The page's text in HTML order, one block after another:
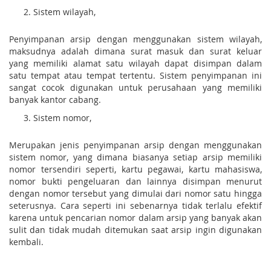
Sistem wilayah,
Penyimpanan arsip dengan menggunakan sistem wilayah,
maksudnya adalah dimana surat masuk dan surat keluar
yang memiliki alamat satu wilayah dapat disimpan dalam
satu tempat atau tempat tertentu. Sistem penyimpanan ini
sangat cocok digunakan untuk perusahaan yang memiliki
banyak kantor cabang.
Sistem nomor,
Merupakan jenis penyimpanan arsip dengan menggunakan
sistem nomor, yang dimana biasanya setiap arsip memiliki
nomor tersendiri seperti, kartu pegawai, kartu mahasiswa,
nomor bukti pengeluaran dan lainnya disimpan menurut
dengan nomor tersebut yang dimulai dari nomor satu hingga
seterusnya. Cara seperti ini sebenarnya tidak terlalu efektif
karena untuk pencarian nomor dalam arsip yang banyak akan
sulit dan tidak mudah ditemukan saat arsip ingin digunakan
kembali.